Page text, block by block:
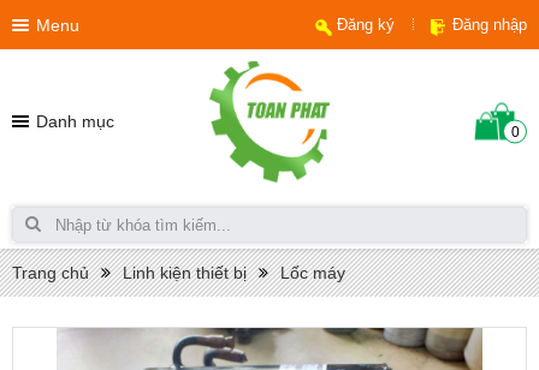
Menu Đăng ký Đăng nhập
Danh mục
0
Trang chủ Linh kiện thiết bị Lốc máy